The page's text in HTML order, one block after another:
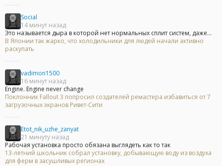
Social
14 минут назад
Это называется дыра в которой нет нормальных сплит систем, даже...
В Японии так жарко, что холодильники для людей начали активно
раскупать
vadimon1500
16 минут назад
Engine. Engine never change
Поклонник Fallout 3 попросил создателей ремастера избавиться от 7
загрузочных экранов Ривет-Сити
Etot_nik_uzhe_zanyat
21 минуту назад
Рабочая установка просто обязана выглядеть как то так
13-летний школьник собрал установку, добывающую воду из воздуха
для ферм в засушливых регионах